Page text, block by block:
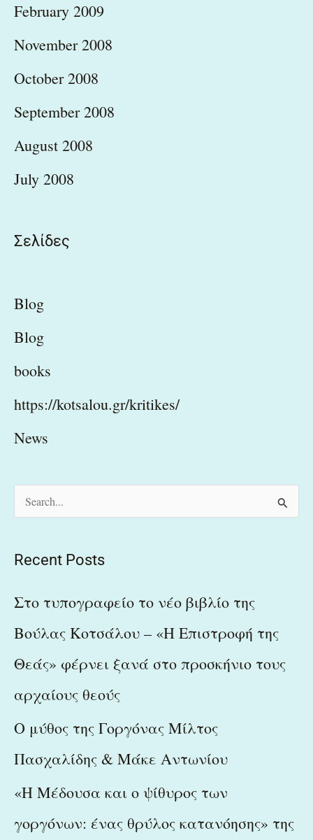
February 2009
November 2008
October 2008
September 2008
August 2008
July 2008
Σελίδες
Blog
Blog
books
https://kotsalou.gr/kritikes/
News
c
f
o
Recent Posts
Στο τυπογραφείο το νέο βιβλίο της
Βούλας Κοτσάλου – «Η Επιστροφή της
Θεάς» φέρνει ξανά στο προσκήνιο τους
αρχαίους θεούς
Ο μύθος της Γοργόνας Μίλτος
Πασχαλίδης & Μάκε Αντωνίου
«Η Μέδουσα και ο ψίθυρος των
γοργόνων: ένας θρύλος κατανόησης» της